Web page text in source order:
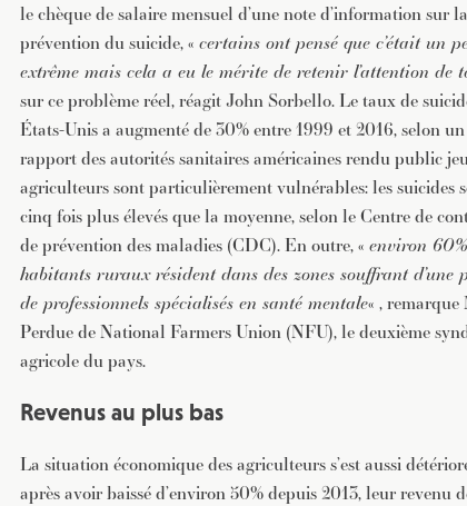
le chèque de salaire mensuel d’une note d’information sur la
prévention du suicide, « certains ont pensé que c’était un
extrême mais cela a eu le mérite de retenir l’attention de
sur ce problème réel, réagit John Sorbello. Le taux de
États-Unis a augmenté de 30% entre 1999 et 2016, selon un
rapport des autorités sanitaires américaines rendu public
agriculteurs sont particulièrement vulnérables: les suicides
cinq fois plus élevés que la moyenne, selon le Centre de
de prévention des maladies (CDC). En outre, « environ
habitants ruraux résident dans des zones souffrant d’une
de professionnels spécialisés en santé mentale« ,
Perdue de National Farmers Union (NFU), le deuxième
agricole du pays.
Revenus au plus bas
La situation économique des agriculteurs s’est aussi
après avoir baissé d’environ 50% depuis 2013, leur revenu